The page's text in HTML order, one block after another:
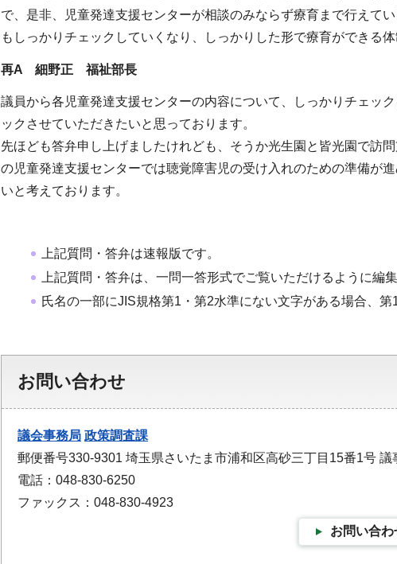
で、是非、児童発達支援センターが相談のみならず療育まで行えて
もしっかりチェックしていくなり、しっかりした形で療育ができる
再A 細野正 福祉部長
議員から各児童発達支援センターの内容について、しっかりチェッ
ックさせていただきたいと思っております。
先ほども答弁申し上げましたけれども、そうか光生園と皆光園で訪
の児童発達支援センターでは聴覚障害児の受け入れのための準備が
いと考えております。
上記質問・答弁は速報版です。
上記質問・答弁は、一問一答形式でご覧いただけるように編
氏名の一部にJIS規格第1・第2水準にない文字がある場合、
お問い合わせ
議会事務局 政策調査課
郵便番号330-9301 埼玉県さいたま市浦和区高砂三丁目15番1号 議
電話：048-830-6250
ファックス：048-830-4923
お問い合